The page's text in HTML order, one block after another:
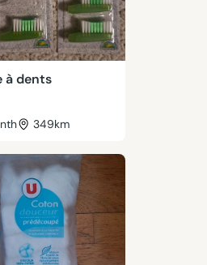
à dents
349km